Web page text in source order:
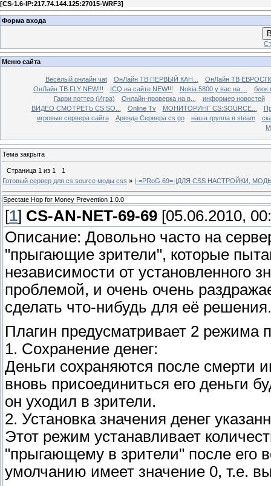
[CS-1.6-IP:217.74.144.125:27015-WRF3]
Форма входа
Меню сайта
Весёлый онлайн чаt ОнЛайн ТВ ПЕРВЫЙ КАН...
ОнЛайн ТВ
ОнЛайн ТВ FLY NEW!!!
ICQ на сайте NEW!!! Nokia 5800 у вас на ...
блок
Гарри поттер (Игра)
Онлайн-проверка на в...
информер новостей
ВИДЕО СМОТРЕТЬ CS:SO...
Online Tv МОНИТОРИНГ CS:SOURCE...
игровые сервера сайта
Аренда Сервера cs go наша группа в steam
Тема закрыта
Страница 1 из 1
1
Готовый сервер для cs:source моды css » |-=PRoG.69=-|ДЛЯ CSS НАСТРОЙКИ,
Spectate Hop for Money Prevention 1.0.0
[1] CS-AN-NET-69-69 [05.06.2010,
Описание: Довольно часто на
"прыгающие зрители", которые
независимости от установленного
проблемой, и очень очень
сделать что-нибудь для её решения.
Плагин предусматривает 2 режима
1. Сохранение денег:
Деньги сохраняются после смерти
вновь присоединиться его деньги
он уходил в зрители.
2. Установка значения денег
Этот режим устанавливает
"прыгающему в зрители" после его
умолчанию имеет значение 0, т.е.